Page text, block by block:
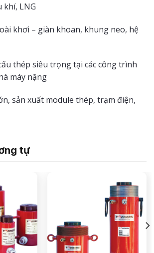
LNG
khơi – giàn khoan, khung neo, hệ
thép siêu trọng tại các công trình
máy nặng
sản xuất module thép, trạm điện,
tự